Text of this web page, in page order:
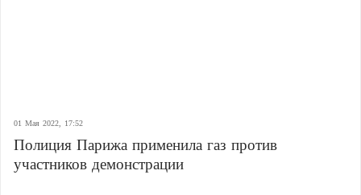
01 Мая 2022, 17:52
Полиция Парижа применила газ против
участников демонстрации